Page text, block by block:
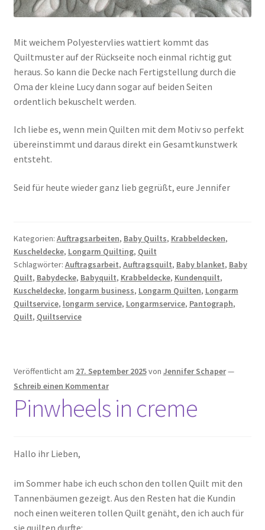
Mit weichem Polyestervlies wattiert kommt das
Quiltmuster auf der Rückseite noch einmal richtig gut
heraus. So kann die Decke nach Fertigstellung durch die
Oma der kleine Lucy dann sogar auf beiden Seiten
ordentlich bekuschelt werden.
Ich liebe es, wenn mein Quilten mit dem Motiv so perfekt
übereinstimmt und daraus direkt ein Gesamtkunstwerk
entsteht.
Seid für heute wieder ganz lieb gegrüßt, eure Jennifer
Kategorien: Auftragsarbeiten, Baby Quilts, Krabbeldecken,
Kuscheldecke, Longarm Quilting, Quilt
Schlagwörter: Auftragsarbeit, Auftragsquilt, Baby blanket, Baby
Quilt, Babydecke, Babyquilt, Krabbeldecke, Kundenquilt,
Kuscheldecke, longarm business, Longarm Quilten, Longarm
Quiltservice, longarm service, Longarmservice, Pantograph,
Quilt, Quiltservice
Veröffentlicht am 27. September 2025von Jennifer Schaper—
Schreib einen Kommentar
Pinwheels in creme
Hallo ihr Lieben,
im Sommer habe ich euch schon den tollen Quilt mit den
Tannenbäumen gezeigt. Aus den Resten hat die Kundin
noch einen weiteren tollen Quilt genäht, den ich auch für
sie quilten durfte: